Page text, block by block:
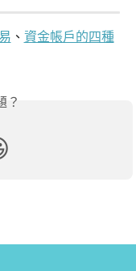
、 資金帳戶的四種
？